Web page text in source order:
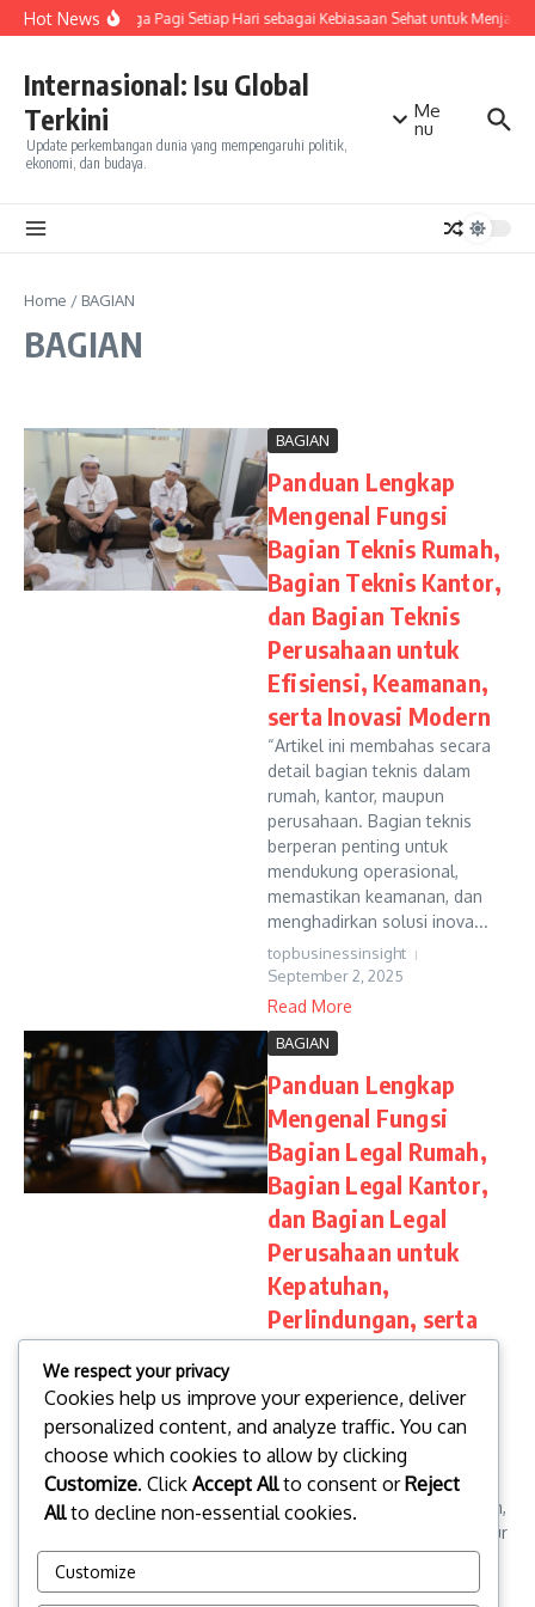
Skip to content
Hot NewsOlahraga Pagi Setiap Hari sebagai Kebiasaan Sehat untuk
Internasional: Isu Global
Terkini
Update perkembangan dunia yang mempengaruhi politik,
ekonomi, dan budaya.
Me
nu
Home / BAGIAN
BAGIAN
BAGIAN
Panduan Lengkap
Mengenal Fungsi
Bagian Teknis Rumah,
Bagian Teknis Kantor,
dan Bagian Teknis
Perusahaan untuk
Efisiensi, Keamanan,
serta Inovasi Modern
“Artikel ini membahas secara
detail bagian teknis dalam
rumah, kantor, maupun
perusahaan. Bagian teknis
berperan penting untuk
mendukung operasional,
memastikan keamanan, dan
menghadirkan solusi inova...
topbusinessinsight
September 2, 2025
Read More
BAGIAN
Panduan Lengkap
Mengenal Fungsi
Bagian Legal Rumah,
Bagian Legal Kantor,
dan Bagian Legal
Perusahaan untuk
Kepatuhan,
Perlindungan, serta
detail bagian legal dalam
rumah, kantor, maupun
perusahaan. Bagian legal
berperan penting dalam
memastikan kepatuhan hukum,
melindungi aset, dan mengatur
perjanjian. Inspi...
topbusinessinsight
We respect your privacy
Cookies help us improve your experience, deliver
personalized content, and analyze traffic. You can
choose which cookies to allow by clicking
Customize. Click Accept Allto consent orReject
Allto decline non-essential cookies.
Customize